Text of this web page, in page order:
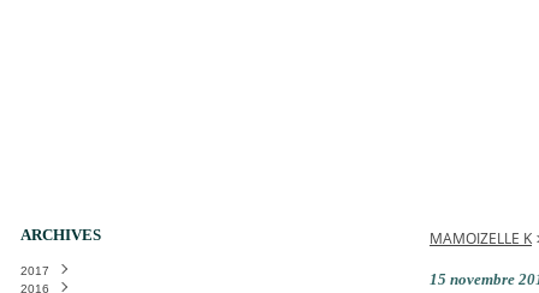
ARCHIVES
2017
Janvier
2016
MAMOIZELLE K
15 novembre